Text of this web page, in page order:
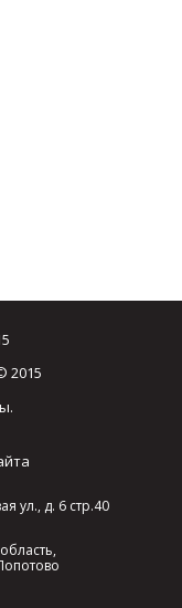
2015
ул., д. 6 стр.40